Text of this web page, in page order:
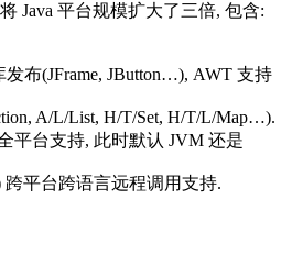
将 Java 平台规模扩大了三倍, 包含:
发布(JFrame, JButton…), AWT 支持
A/L/List, H/T/Set, H/T/L/Map…).
平台支持, 此时默认 JVM 还是
跨平台跨语言远程调用支持.